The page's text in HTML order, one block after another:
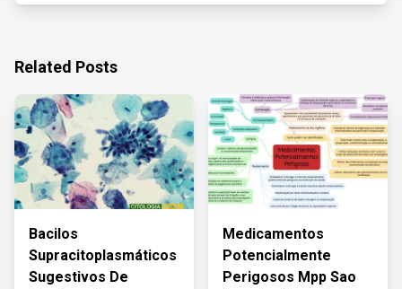
Related Posts
Bacilos
Supracitoplasmáticos
Sugestivos De
Medicamentos
Potencialmente
Perigosos Mpp Sao